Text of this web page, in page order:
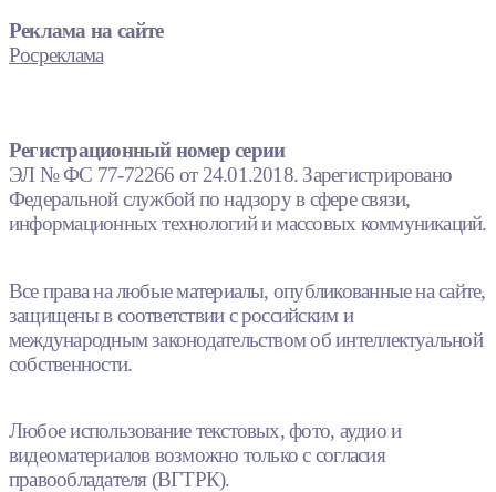
Реклама на сайте
Росреклама
Регистрационный номер серии
ЭЛ № ФС 77-72266 от 24.01.2018. Зарегистрировано
Федеральной службой по надзору в сфере связи,
информационных технологий и массовых коммуникаций.
Все права на любые материалы, опубликованные на сайте,
защищены в соответствии с российским и
международным законодательством об интеллектуальной
собственности.
Любое использование текстовых, фото, аудио и
видеоматериалов возможно только с согласия
правообладателя (ВГТРК).